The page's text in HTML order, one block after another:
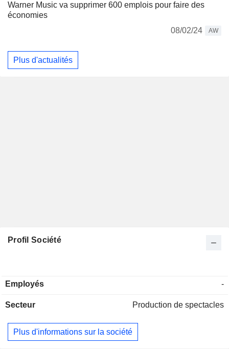
Warner Music va supprimer 600 emplois pour faire des
économies
08/02/24
AW
Plus d'actualités
Profil Société
Employés -
Secteur Production de spectacles
Plus d'informations sur la société